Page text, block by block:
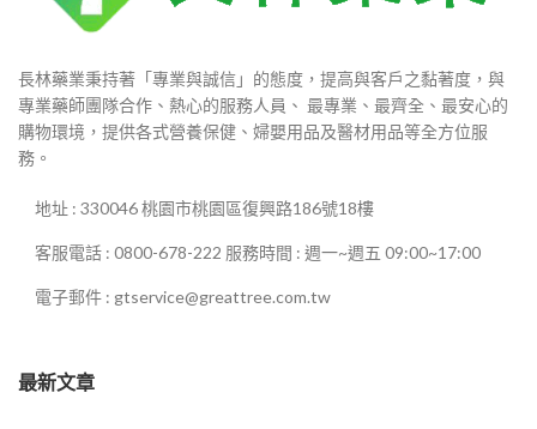
長林藥業秉持著「專業與誠信」的態度，提高與客戶之黏著度，與
專業藥師團隊合作、熱心的服務人員、 最專業、最齊全、最安心的
購物環境，提供各式營養保健、婦嬰用品及醫材用品等全方位服
務。
地址 : 330046 桃園市桃園區復興路186號18樓
客服電話 : 0800-678-222 服務時間 : 週一~週五 09:00~17:00
電子郵件 : gtservice@greattree.com.tw
最新文章